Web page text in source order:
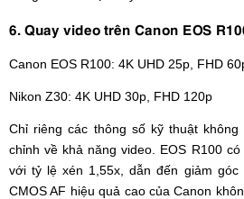
6. Quay video trên Canon EOS
Canon EOS R100: 4K UHD 25p, FHD
Nikon Z30: 4K UHD 30p, FHD 120p
Chỉ riêng các thông số kỹ thuật
chỉnh về khả năng video. EOS R100
với tỷ lệ xén 1,55x, dẫn đến giảm góc
CMOS AF hiệu quả cao của Canon